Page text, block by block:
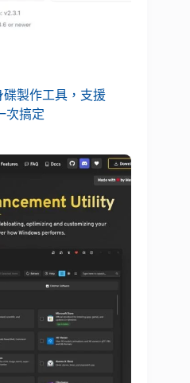
碟製作工具，支援
次搞定